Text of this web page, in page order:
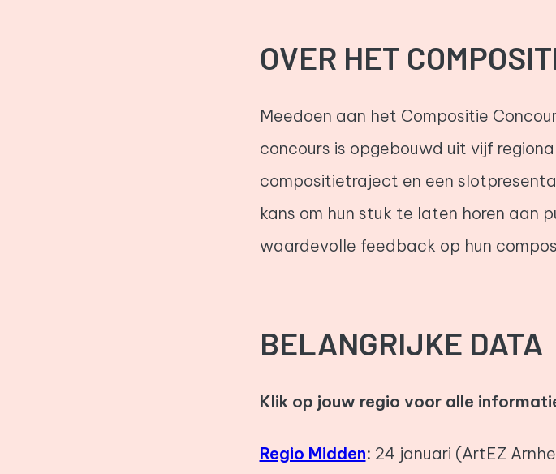
OVER HET
Meedoen aan het Compositie
concours is opgebouwd uit vijf
compositietraject en een
kans om hun stuk te laten horen aan
waardevolle feedback op hun
BELANGRIJKE DATA
Klik op jouw regio voor alle
Regio Midden: 24 januari (ArtEZ